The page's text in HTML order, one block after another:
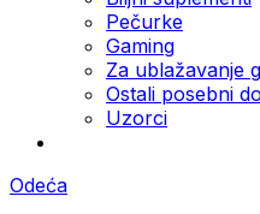
Pečurke
Gaming
Za ublažavanje
Ostali posebni
Uzorci
Odeća